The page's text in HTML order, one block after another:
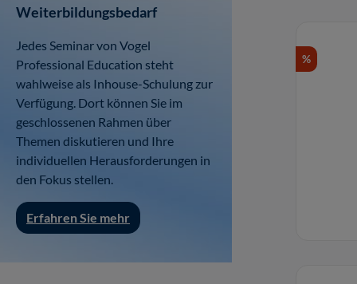
Weiterbildungsbedarf
Jedes Seminar von Vogel
Professional Education steht
wahlweise als Inhouse-Schulung zur
Verfügung. Dort können Sie im
geschlossenen Rahmen über
Themen diskutieren und Ihre
individuellen Herausforderungen in
den Fokus stellen.
Erfahren Sie mehr
%